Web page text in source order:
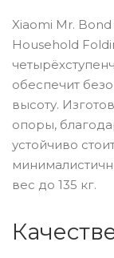
Xiaomi Mr.
Household
обеспечит
высоту.
опоры,
устойчиво
вес до 135 кг.